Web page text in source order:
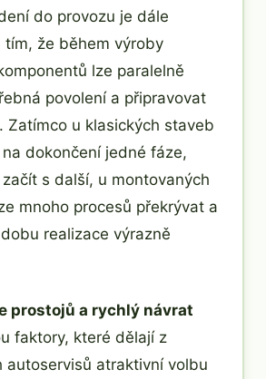
do provozu je dále
tím, že během výroby
lze paralelně
povolení a připravovat
Zatímco u klasických staveb
dokončení jedné fáze,
s další, u montovaných
mnoho procesů překrývat a
realizace výrazně
prostojů a rychlý návrat
faktory, které dělají z
autoservisů atraktivní volbu